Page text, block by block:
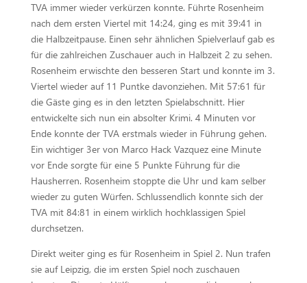
TVA immer wieder verkürzen konnte. Führte Rosenheim
nach dem ersten Viertel mit 14:24, ging es mit 39:41 in
die Halbzeitpause. Einen sehr ähnlichen Spielverlauf gab es
für die zahlreichen Zuschauer auch in Halbzeit 2 zu sehen.
Rosenheim erwischte den besseren Start und konnte im 3.
Viertel wieder auf 11 Puntke davonziehen. Mit 57:61 für
die Gäste ging es in den letzten Spielabschnitt. Hier
entwickelte sich nun ein absolter Krimi. 4 Minuten vor
Ende konnte der TVA erstmals wieder in Führung gehen.
Ein wichtiger 3er von Marco Hack Vazquez eine Minute
vor Ende sorgte für eine 5 Punkte Führung für die
Hausherren. Rosenheim stoppte die Uhr und kam selber
wieder zu guten Würfen. Schlussendlich konnte sich der
TVA mit 84:81 in einem wirklich hochklassigen Spiel
durchsetzen.
Direkt weiter ging es für Rosenheim in Spiel 2. Nun trafen
sie auf Leipzig, die im ersten Spiel noch zuschauen